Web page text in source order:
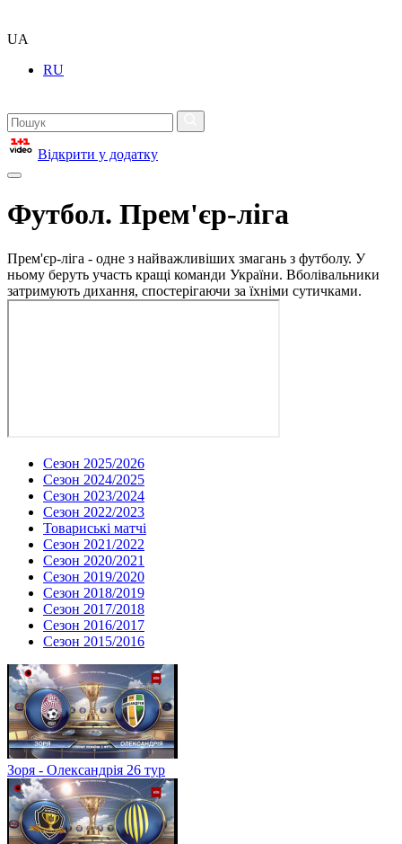
UA
RU
Відкрити у додатку
Футбол. Прем'єр-ліга
Прем'єр-ліга - одне з найважливіших змагань з футболу. У
ньому беруть участь кращі команди України. Вболівальники
затримують дихання, спостерігаючи за їхніми сутичками.
Сезон 2025/2026
Сезон 2024/2025
Сезон 2023/2024
Сезон 2022/2023
Товариські матчі
Сезон 2021/2022
Сезон 2020/2021
Сезон 2019/2020
Сезон 2018/2019
Сезон 2017/2018
Сезон 2016/2017
Сезон 2015/2016
Зоря - Олександрія 26 тур